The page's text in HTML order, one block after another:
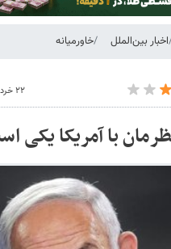
اخبار بین‌الملل خاورمیانه
۲۲ خرداد ۱۴۰۵ - ۱۵:۲۸
با آمریکا یکی